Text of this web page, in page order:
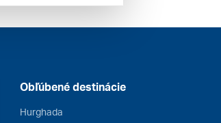
Obľúbené destinácie
Hurghada